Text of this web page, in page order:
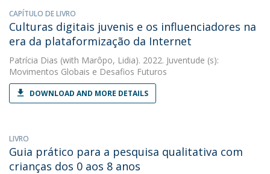
CAPÍTULO DE LIVRO
Culturas digitais juvenis e os influenciadores na
era da plataformização da Internet
Patrícia Dias (with Marôpo, Lidia). 2022. Juventude (s):
Movimentos Globais e Desafios Futuros
DOWNLOAD AND MORE DETAILS
LIVRO
Guia prático para a pesquisa qualitativa com
crianças dos 0 aos 8 anos